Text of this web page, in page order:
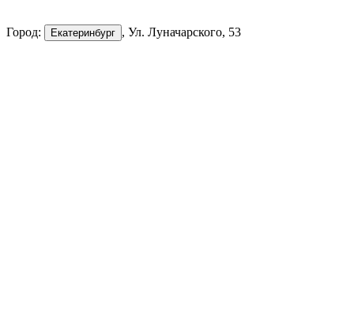
Город: Екатеринбург , Ул. Луначарского, 53